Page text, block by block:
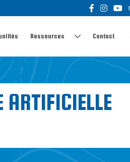
Ressources Contact
ARTIFICIELLE